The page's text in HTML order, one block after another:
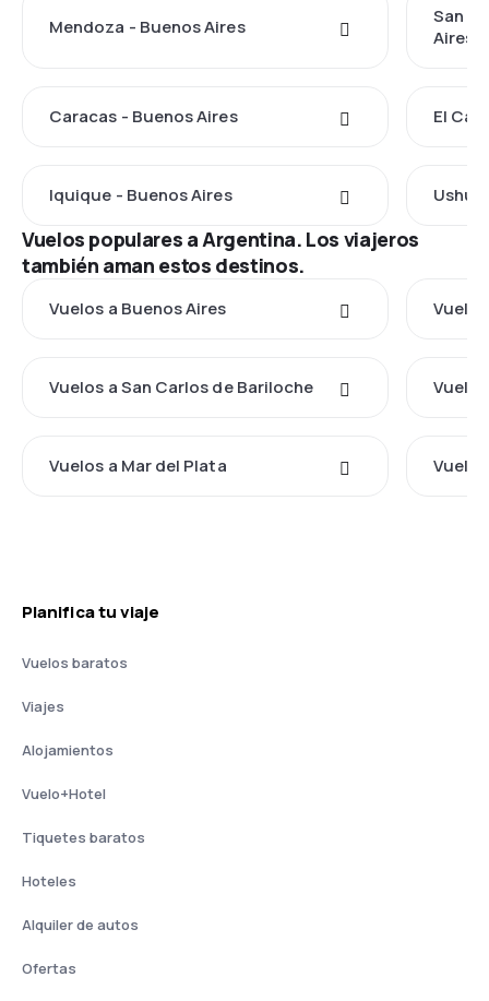
Mendoza - Buenos Aires
San
Aires
Caracas - Buenos Aires El
Iquique - Buenos Aires
Vuelos populares a Argentina. Los viajeros
también aman estos destinos.
Vuelos a Buenos Aires
Vuelos a San Carlos de Bariloche
Vuelos a Mar del Plata
Planifica tu viaje
Vuelos baratos
Viajes
Alojamientos
Vuelo+Hotel
Tiquetes baratos
Hoteles
Alquiler de autos
Ofertas